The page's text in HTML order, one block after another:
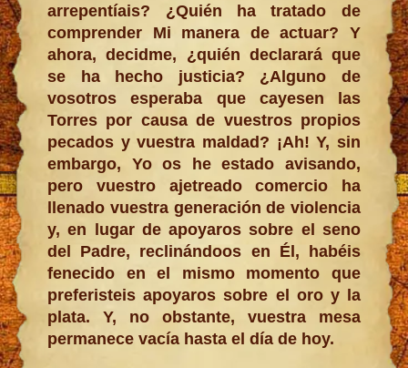
arrepentíais? ¿Quién ha tratado de
comprender Mi manera de actuar? Y
ahora, decidme, ¿quién declarará que
se ha hecho justicia? ¿Alguno de
vosotros esperaba que cayesen las
Torres por causa de vuestros propios
pecados y vuestra maldad? ¡Ah! Y, sin
embargo, Yo os he estado avisando,
pero vuestro ajetreado comercio ha
llenado vuestra generación de violencia
y, en lugar de apoyaros sobre el seno
del Padre, reclinándoos en Él, habéis
fenecido en el mismo momento que
preferisteis apoyaros sobre el oro y la
plata. Y, no obstante, vuestra mesa
permanece vacía hasta el día de hoy.